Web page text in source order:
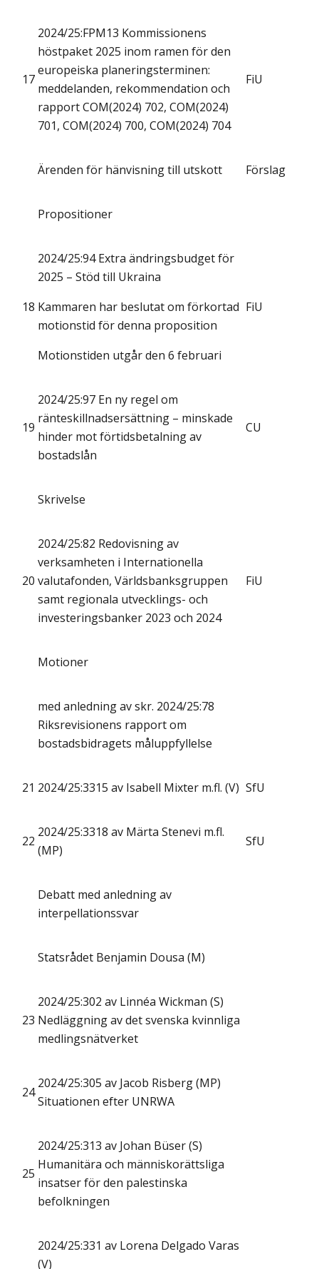
17
2024/25:FPM13 Kommissionens
höstpaket 2025 inom ramen för den
europeiska planeringsterminen:
meddelanden, rekommendation och
rapport COM(2024) 702, COM(2024)
701, COM(2024) 700, COM(2024) 704
FiU
Ärenden för hänvisning till utskott Förslag
Propositioner
18
2024/25:94 Extra ändringsbudget för
2025 – Stöd till Ukraina
Kammaren har beslutat om förkortad
motionstid för denna proposition
Motionstiden utgår den 6 februari
FiU
19
2024/25:97 En ny regel om
ränteskillnadsersättning – minskade
hinder mot förtidsbetalning av
bostadslån
CU
Skrivelse
20
2024/25:82 Redovisning av
verksamheten i Internationella
valutafonden, Världsbanksgruppen
samt regionala utvecklings- och
investeringsbanker 2023 och 2024
FiU
Motioner
med anledning av skr. 2024/25:78
Riksrevisionens rapport om
bostadsbidragets måluppfyllelse
21 2024/25:3315 av Isabell Mixter m.fl. (V) SfU
22
2024/25:3318 av Märta Stenevi m.fl.
(MP)
SfU
Debatt med anledning av
interpellationssvar
Statsrådet Benjamin Dousa (M)
23
2024/25:302 av Linnéa Wickman (S)
Nedläggning av det svenska kvinnliga
medlingsnätverket
24
2024/25:305 av Jacob Risberg (MP)
Situationen efter UNRWA
25
2024/25:313 av Johan Büser (S)
Humanitära och människorättsliga
insatser för den palestinska
befolkningen
2024/25:331 av Lorena Delgado Varas
(V)